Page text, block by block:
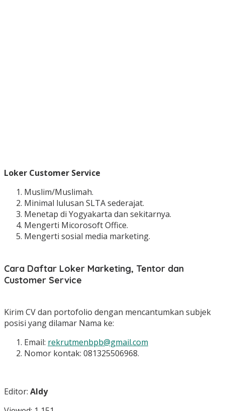
Loker Customer Service
Muslim/Muslimah.
Minimal lulusan SLTA sederajat.
Menetap di Yogyakarta dan sekitarnya.
Mengerti Micorosoft Office.
Mengerti sosial media marketing.
Cara Daftar Loker Marketing, Tentor dan
Customer Service
Kirim CV dan portofolio dengan mencantumkan subjek
posisi yang dilamar Nama ke:
Email: rekrutmenbpb@gmail.com
Nomor kontak: 081325506968.
Editor: Aldy